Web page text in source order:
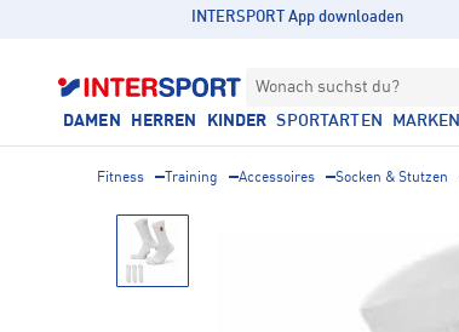
INTERSPORT App downloaden
Wonach suchst du?
DAMEN HERREN KINDER SPORTARTEN MARKEN
Fitness Training Accessoires Socken & Stutzen